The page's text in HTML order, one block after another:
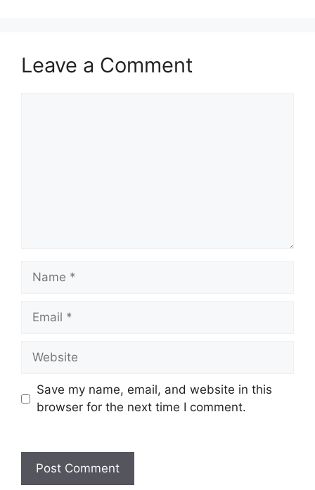
Leave a Comment
Name
Email
Website
Save my name, email, and website in this
browser for the next time I comment.